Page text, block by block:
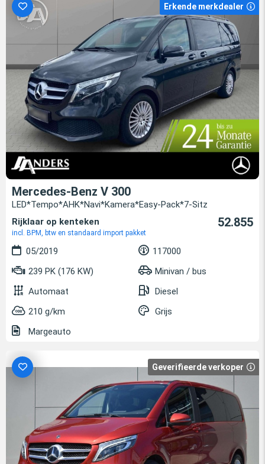
Erkende merkdealer
Mercedes-Benz V 300
LED*Tempo*AHK*Navi*Kamera*Easy-Pack*7-Sitz
Rijklaar op kenteken
incl. BPM, btw en standaard import pakket
52.855
05/2019
117000
239 PK (176 KW)
Minivan / bus
Automaat
Diesel
210 g/km
Grijs
Margeauto
Geverifieerde verkoper